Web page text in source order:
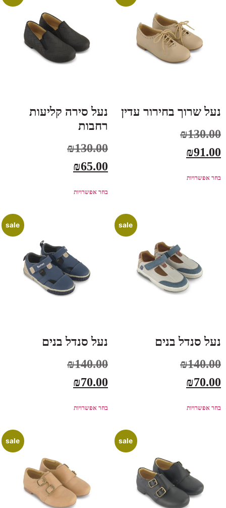
נעל שרוך בחירור עדין
₪130.00
₪91.00
בחר אפשרויות
נעל סירה קליעות
רחבות
₪130.00
₪65.00
בחר אפשרויות
sale
נעל סנדל בנים
₪140.00
₪70.00
בחר אפשרויות
sale
נעל סנדל בנים
₪140.00
₪70.00
בחר אפשרויות
sale
sale